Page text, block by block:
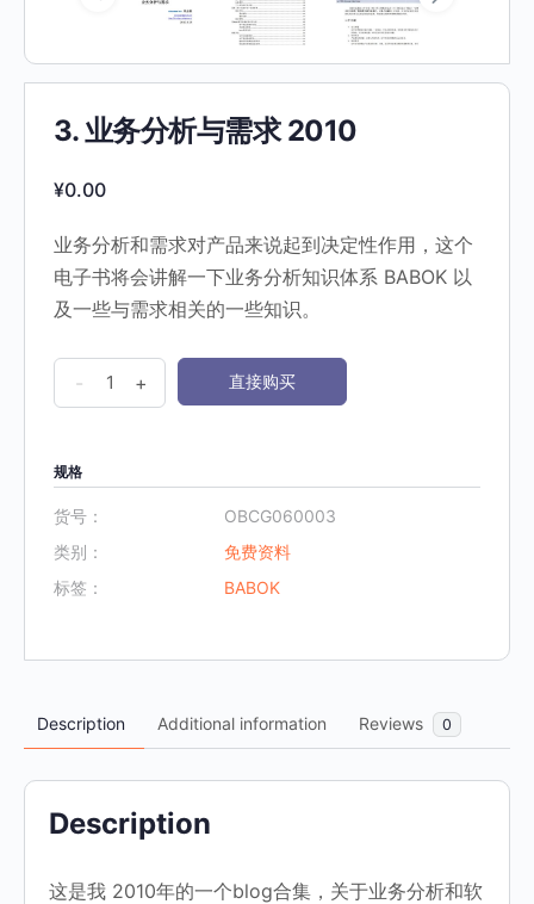
3. 业务分析与需求 2010
¥0.00
业务分析和需求对产品来说起到决定性作用，这个
电子书将会讲解一下业务分析知识体系 BABOK 以
及一些与需求相关的一些知识。
业
分
与
需
求
数
- + 直接购买
规格
货号：
OBCG060003
类别：
免费资料
标签：
BABOK
Description Additional information Reviews 0
Description
这是我 2010年的一个blog合集，关于业务分析和软